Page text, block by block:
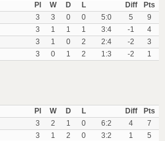
Pl
W D L Diff
Pts
3 3 0 0 5:0 5
9
3 1 1 1 3:4 -1
4
3 1 0 2 2:4 -2
3
3 0 1 2 1:3 -2 1
Pl
W D L Diff
Pts
3 2 1 0 6:2 4
7
3 1 2 0 3:2 1
5